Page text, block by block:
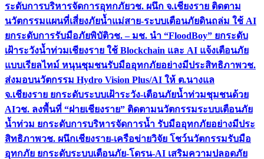
ระดับการบริหารจัดการอุทกภัยวช. ผนึก จ.เชียงราย ติดตาม
นวัตกรรมแผนที่เสี่ยงภัยน้ำแม่สาย-ระบบเตือนภัยดินถล่ม ใช้ AI
ยกระดับการรับมือภัยพิบัติวช. – มช. นำ “FloodBoy” ยกระดับ
เฝ้าระวังน้ำท่วมเชียงราย ใช้ Blockchain และ AI แจ้งเตือนภัย
แบบเรียลไทม์ หนุนชุมชนรับมืออุทกภัยอย่างมีประสิทธิภาพวช.
ส่งมอบนวัตกรรม Hydro Vision Plus/AI ให้ ต.นางแล
จ.เชียงราย ยกระดับระบบเฝ้าระวัง-เตือนภัยน้ำท่วมชุมชนด้วย
AIวช. ลงพื้นที่ “ฝายเชียงราย” ติดตามนวัตกรรมระบบเตือนภัย
น้ำท่วม ยกระดับการบริหารจัดการน้ำ รับมืออุทกภัยอย่างมีประ
สิทธิภาพวช. ผนึกเชียงราย-เครือข่ายวิจัย โชว์นวัตกรรมรับมือ
อุทกภัย ยกระดับระบบเตือนภัย-โดรน-AI เสริมความปลอดภัย